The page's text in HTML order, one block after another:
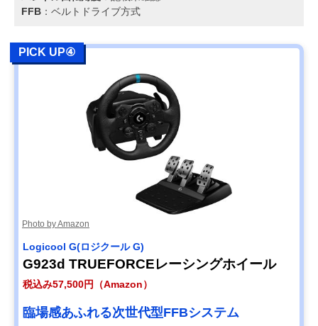
FFB ：ベルトドライブ方式
PICK UP④
Photo by Amazon
Logicool G(ロジクール G)
G923d TRUEFORCEレーシングホイール
税込み57,500円（Amazon）
臨場感あふれる次世代型FFBシステム